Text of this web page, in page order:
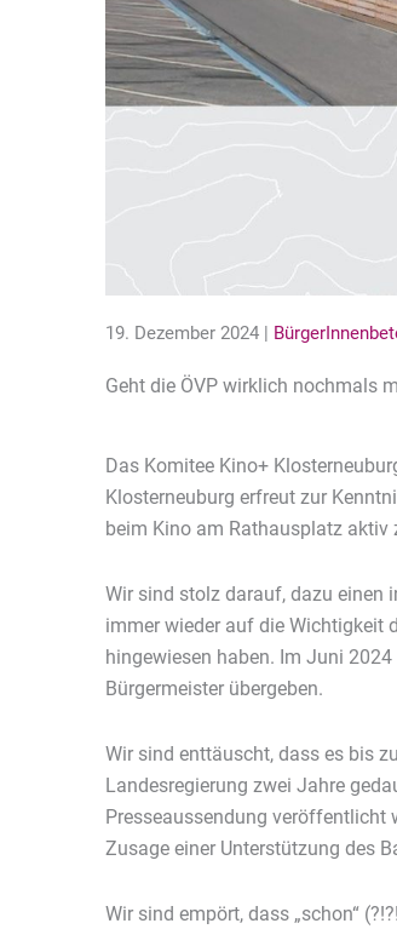
19. Dezember 2024 |
Geht die ÖVP wirklich nochmals
Das Komitee Kino+
Klosterneuburg erfreut zur
beim Kino am Rathausplatz aktiv
Wir sind stolz darauf, dazu einen
immer wieder auf die Wichtigkeit
hingewiesen haben. Im Juni
Bürgermeister übergeben.
Wir sind enttäuscht, dass es bis
Landesregierung zwei Jahre
Presseaussendung veröffentlicht
Zusage einer Unterstützung des
Wir sind empört, dass „schon“